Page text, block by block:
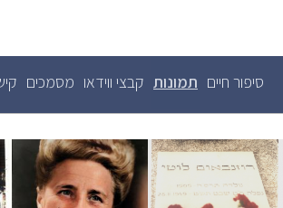
לשוניות
ראשיות
סיפור חיים תמונות (לשונית
קבצי ווידאו מסמכים